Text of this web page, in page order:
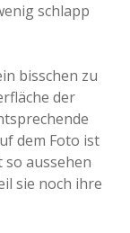
schlapp
bisschen zu
der
dem Foto ist
so aussehen
sie noch ihre